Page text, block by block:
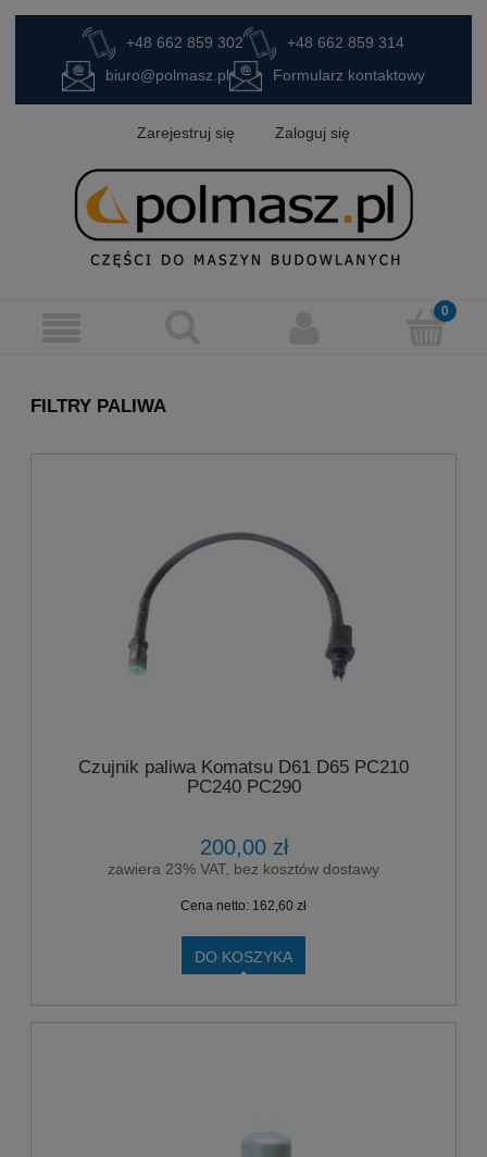
+48 662 859 302
+48 662 859 314
biuro@polmasz.pl
Formularz kontaktowy
Zarejestruj się Zaloguj się
FILTRY PALIWA
Czujnik paliwa Komatsu D61 D65 PC210
PC240 PC290
200,00 zł
zawiera 23% VAT, bez kosztów dostawy
Cena netto: 162,60 zł
DO KOSZYKA